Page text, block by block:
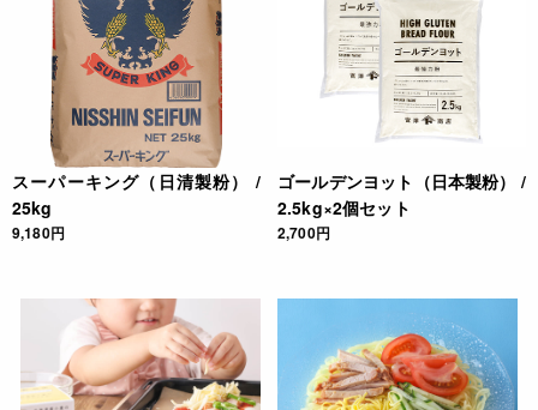
スーパーキング（日清製粉） /
25kg
9,180円
ゴールデンヨット（日本製粉） /
2.5kg×2個セット
2,700円